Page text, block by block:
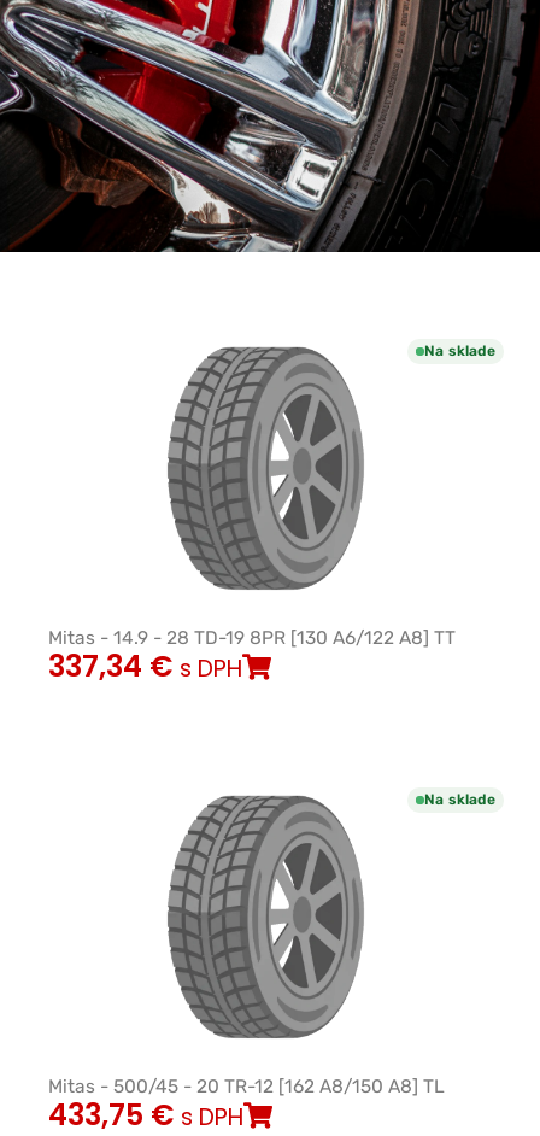
Na sklade
Mitas - 14.9 - 28 TD-19 8PR [130 A6/122 A8] TT
337,34 € s DPH
Na sklade
Mitas - 500/45 - 20 TR-12 [162 A8/150 A8] TL
433,75 € s DPH